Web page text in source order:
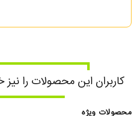
کاربران این محصولات را نیز
محصولات ویژه